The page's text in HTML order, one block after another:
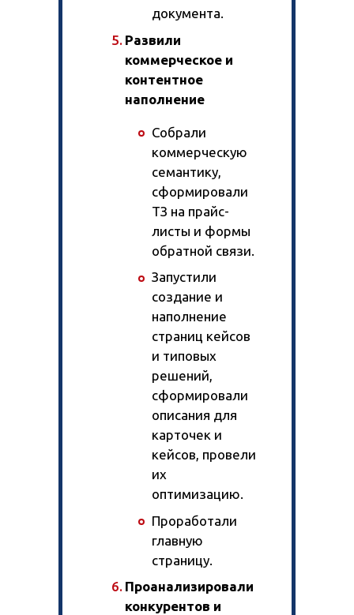
документа.
Развили
коммерческое и
контентное
наполнение
Собрали
коммерческую
семантику,
сформировали
ТЗ на прайс-
листы и формы
обратной связи.
Запустили
создание и
наполнение
страниц кейсов
и типовых
решений,
сформировали
описания для
карточек и
кейсов, провели
их
оптимизацию.
Проработали
главную
страницу.
Проанализировали
конкурентов и